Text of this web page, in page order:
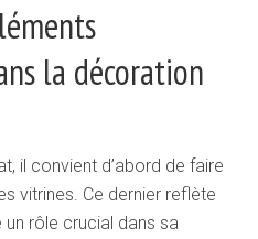
la décoration
il convient d’abord de faire
vitrines. Ce dernier reflète
rôle crucial dans sa